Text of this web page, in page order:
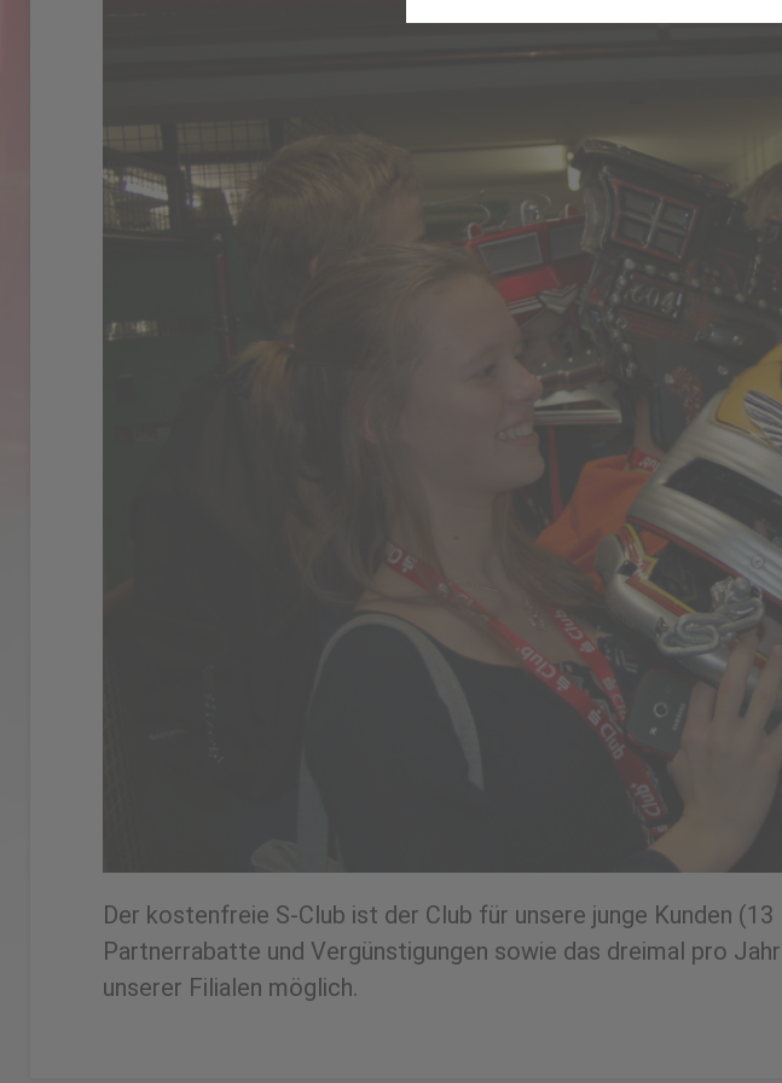
Der kostenfreie S-Club ist der Club für unsere junge Kunden
Partnerrabatte und Vergünstigungen sowie das dreimal pro
unserer Filialen möglich.